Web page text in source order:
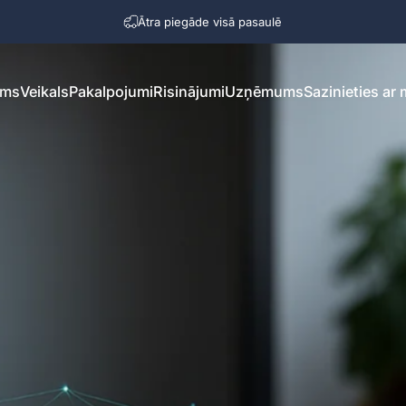
Ātra piegāde visā pasaulē
VeikalsPakalpojumiRisinājumiUzņēmumsSazinieties ar